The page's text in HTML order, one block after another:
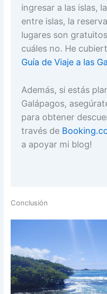
ingresar a las islas,
entre islas, la
lugares son
cuáles no. He
Guía de Viaje a las
Además, si estás
Galápagos,
para obtener
través de
a apoyar mi blog!
Conclusión